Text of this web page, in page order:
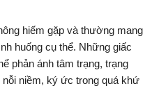
hiếm gặp và thường mang
huống cụ thể. Những giấc
phản ánh tâm trạng, trạng
niềm, ký ức trong quá khứ